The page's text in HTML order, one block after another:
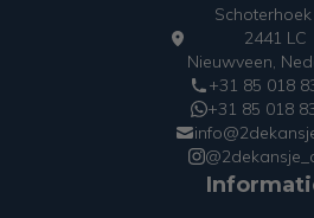
2441 LC
Nieuwveen,
+31 85 018
+31 85 018